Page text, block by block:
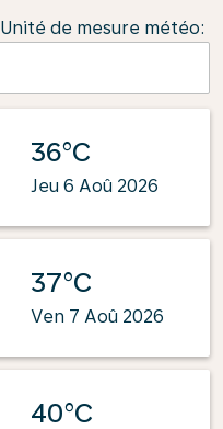
Unité de mesure météo:
36°C
Jeu 6 Aoû 2026
37°C
Ven 7 Aoû 2026
40°C